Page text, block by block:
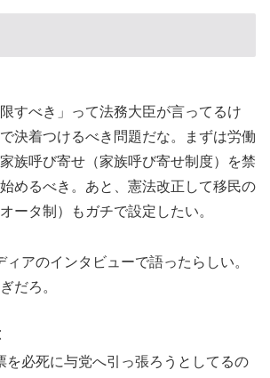
すべき」って法務大臣が言ってるけ
決着つけるべき問題だな。まずは労働
族呼び寄せ（家族呼び寄せ制度）を禁
めるべき。あと、憲法改正して移民の
ータ制）もガチで設定したい。
ィアのインタビューで語ったらしい。
だろ。
を必死に与党へ引っ張ろうとしてるの